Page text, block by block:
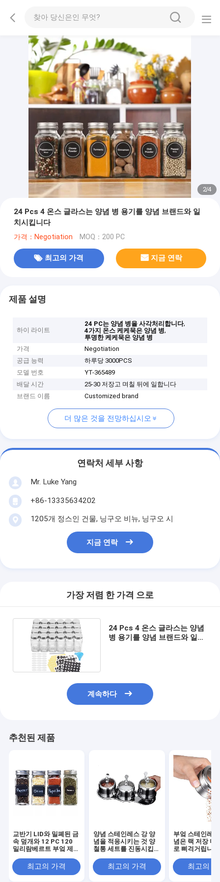
2/4
24 Pcs 4 온스 글라스는 양념 병 용기를 양념 브랜드와 일
치시킵니다
가격：Negotiation MOQ：200 PC
최고의 가격 지금 연락
제품 설명
하이 라이트
24 PC는 양념 병을 사각처리합니다,
4가지 온스 케케묵은 양념 병,
투명한 케케묵은 양념 병
가격
Negotiation
공급 능력
하루당 3000PCS
모델 번호
YT-365489
배달 시간
25-30 저장고 며칠 뒤에 일합니다
브랜드 이름
Customized brand
더 많은 것을 전망하십시오
연락처 세부 사항
Mr. Luke Yang
+86-13335634202
1205개 정스인 건물, 닝구오 비뉴, 닝구오 시
지금 연락
가장 저렴 한 가격 으로
24 Pcs 4 온스 글라스는 양념
병 용기를 양념 브랜드와 일치
계속하다
추천된 제품
교반기 LID와 밀폐된 금
속 덮개와 12 PC 120
밀리람베르트 부엌 제곱
최고의 가격
양념 스테인레스 강 양
념을 적응시키는 것 양
철통 세트를 진동시킵니
최고의 가격
부엌 스테인레
념은 랙 저장 마
로 삐걱거립니다
최고의